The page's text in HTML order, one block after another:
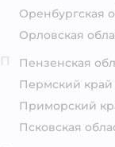
Оренбургская
Орловская
Пензенская
Пермский край
Приморский
Псковская